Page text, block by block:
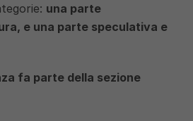
una parte
e una parte speculativa e
fa parte della sezione